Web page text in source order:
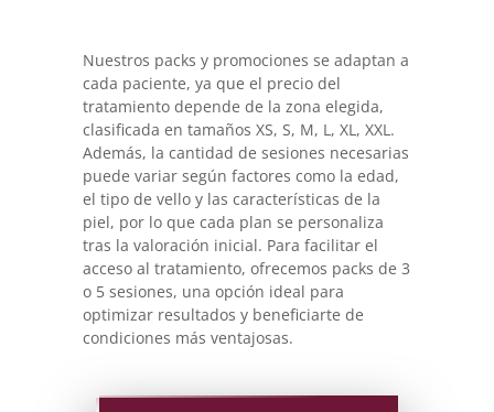
Nuestros packs y promociones se adaptan a
cada paciente, ya que el precio del
tratamiento depende de la zona elegida,
clasificada en tamaños XS, S, M, L, XL, XXL.
Además, la cantidad de sesiones necesarias
puede variar según factores como la edad,
el tipo de vello y las características de la
piel, por lo que cada plan se personaliza
tras la valoración inicial. Para facilitar el
acceso al tratamiento, ofrecemos packs de 3
o 5 sesiones, una opción ideal para
optimizar resultados y beneficiarte de
condiciones más ventajosas.